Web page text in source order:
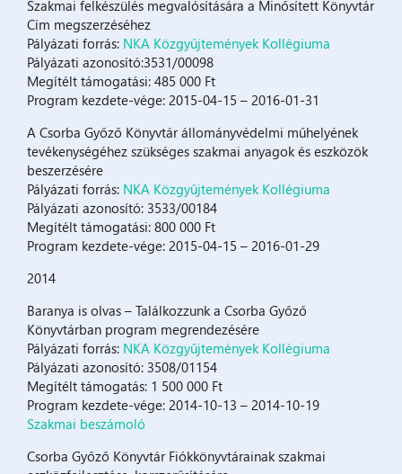
Szakmai felkészülés megvalósítására a Minősített Könyvtár
Cím megszerzéséhez
Pályázati forrás: NKA Közgyűjtemények Kollégiuma
Pályázati azonosító:3531/00098
Megítélt támogatási: 485 000 Ft
Program kezdete-vége: 2015-04-15 – 2016-01-31
A Csorba Győző Könyvtár állományvédelmi műhelyének
tevékenységéhez szükséges szakmai anyagok és eszközök
beszerzésére
Pályázati forrás: NKA Közgyűjtemények Kollégiuma
Pályázati azonosító: 3533/00184
Megítélt támogatási: 800 000 Ft
Program kezdete-vége: 2015-04-15 – 2016-01-29
2014
Baranya is olvas – Találkozzunk a Csorba Győző
Könyvtárban program megrendezésére
Pályázati forrás: NKA Közgyűjtemények Kollégiuma
Pályázati azonosító: 3508/01154
Megítélt támogatás: 1 500 000 Ft
Program kezdete-vége: 2014-10-13 – 2014-10-19
Szakmai beszámoló
Csorba Győző Könyvtár Fiókkönyvtárainak szakmai